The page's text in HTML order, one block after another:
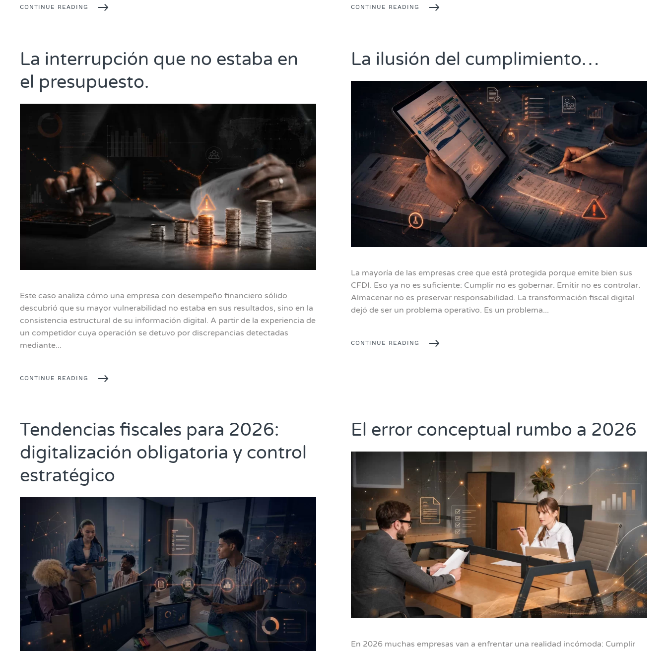
CONTINUE READING CONTINUE READING
La interrupción que no estaba en
el presupuesto.
Este caso analiza cómo una empresa con desempeño financiero sólido
descubrió que su mayor vulnerabilidad no estaba en sus resultados, sino en la
consistencia estructural de su información digital. A partir de la experiencia de
un competidor cuya operación se detuvo por discrepancias detectadas
mediante...
CONTINUE READING
La ilusión del cumplimiento…
La mayoría de las empresas cree que está protegida porque emite bien sus
CFDI. Eso ya no es suficiente: Cumplir no es gobernar. Emitir no es controlar.
Almacenar no es preservar responsabilidad. La transformación fiscal digital
dejó de ser un problema operativo. Es un problema...
CONTINUE READING
Tendencias fiscales para 2026:
digitalización obligatoria y control
estratégico
El error conceptual rumbo a 2026
En 2026 muchas empresas van a enfrentar una realidad incómoda: Cumplir